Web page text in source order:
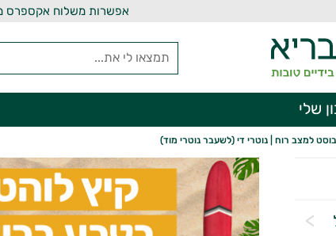
אפשרות משלוח אקספרס
שלי
למצב רוח | נוטרי די (לשעבר נוטרי מוד)